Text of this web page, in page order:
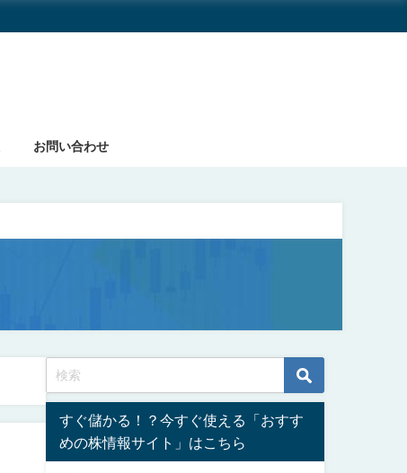
お問い合わせ
すぐ儲かる！？今すぐ使える「おすす
めの株情報サイト」はこちら